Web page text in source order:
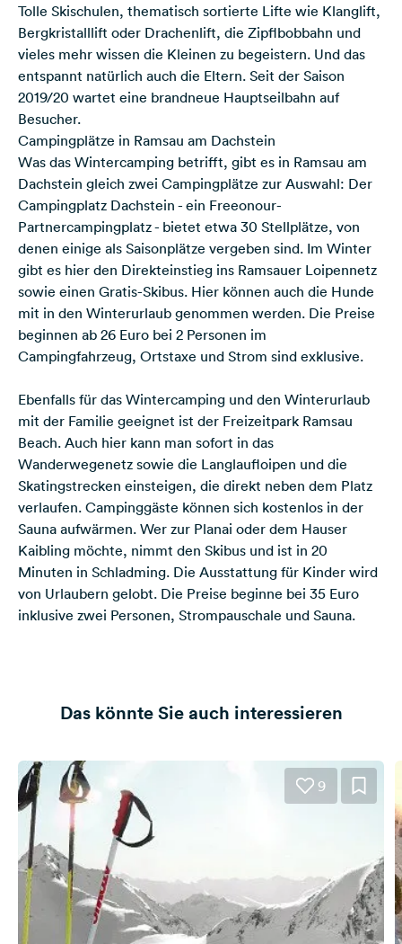
Tolle Skischulen, thematisch sortierte Lifte wie Klanglift,
Bergkristalllift oder Drachenlift, die Zipflbobbahn und
vieles mehr wissen die Kleinen zu begeistern. Und das
entspannt natürlich auch die Eltern. Seit der Saison
2019/20 wartet eine brandneue Hauptseilbahn auf
Besucher.
Campingplätze in Ramsau am Dachstein
Was das Wintercamping betrifft, gibt es in Ramsau am
Dachstein gleich zwei Campingplätze zur Auswahl: Der
Campingplatz Dachstein - ein Freeonour-
Partnercampingplatz - bietet etwa 30 Stellplätze, von
denen einige als Saisonplätze vergeben sind. Im Winter
gibt es hier den Direkteinstieg ins Ramsauer Loipennetz
sowie einen Gratis-Skibus. Hier können auch die Hunde
mit in den Winterurlaub genommen werden. Die Preise
beginnen ab 26 Euro bei 2 Personen im
Campingfahrzeug, Ortstaxe und Strom sind exklusive.
Ebenfalls für das Wintercamping und den Winterurlaub
mit der Familie geeignet ist der Freizeitpark Ramsau
Beach. Auch hier kann man sofort in das
Wanderwegenetz sowie die Langlaufloipen und die
Skatingstrecken einsteigen, die direkt neben dem Platz
verlaufen. Campinggäste können sich kostenlos in der
Sauna aufwärmen. Wer zur Planai oder dem Hauser
Kaibling möchte, nimmt den Skibus und ist in 20
Minuten in Schladming. Die Ausstattung für Kinder wird
von Urlaubern gelobt. Die Preise beginne bei 35 Euro
inklusive zwei Personen, Strompauschale und Sauna.
Das könnte Sie auch interessieren
9